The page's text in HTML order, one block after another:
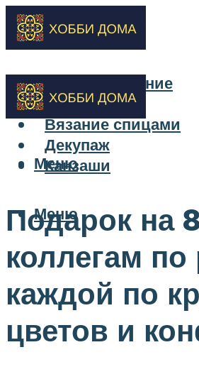
Бисероплетение
Вышивка
Вязание спицами
Декупаж
Канзаши
Меню
Меню
Подарок на
коллегам по
каждой по
цветов и